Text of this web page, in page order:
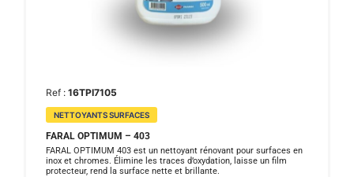
Ref : 16TPI7105
NETTOYANTS SURFACES
FARAL OPTIMUM – 403
FARAL OPTIMUM 403 est un nettoyant rénovant pour surfaces en
inox et chromes. Élimine les traces d’oxydation, laisse un film
protecteur, rend la surface nette et brillante.